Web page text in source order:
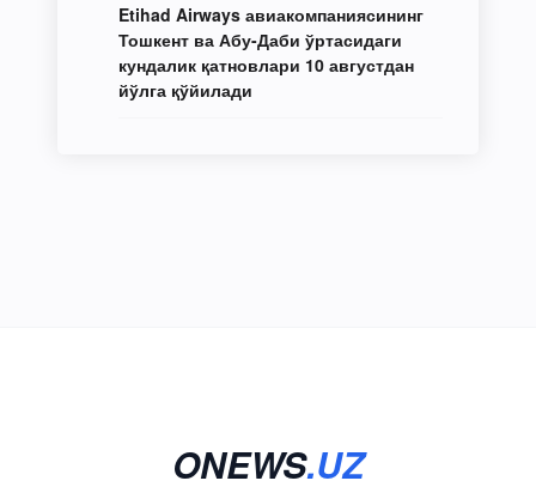
Etihad Airways авиакомпаниясининг
Тошкент ва Абу-Даби ўртасидаги
кундалик қатновлари 10 августдан
йўлга қўйилади
ONEWS.UZ